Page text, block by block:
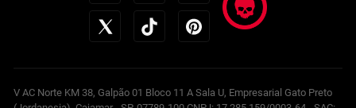
V AC Norte KM 38, Galpão 01 Bloco 11 A Sala U, Empresarial Gato Preto